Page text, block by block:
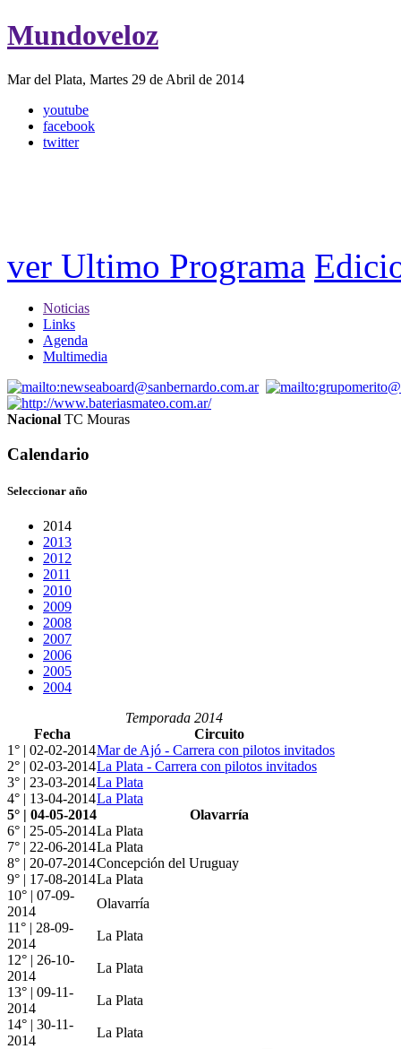
Mundoveloz
Mar del Plata, Martes 29 de Abril de 2014
youtube
facebook
twitter
ver Ultimo Programa
Noticias
Links
Agenda
Multimedia
Nacional TC Mouras
Calendario
Seleccionar año
2014
2013
2012
2011
2010
2009
2008
2007
2006
2005
2004
Temporada 2014
Fecha
Circuito
1° | 02-02-2014Mar de Ajó - Carrera con pilotos invitados
2° | 02-03-2014La Plata - Carrera con pilotos invitados
3° | 23-03-2014La Plata
4° | 13-04-2014La Plata
5° | 04-05-2014
Olavarría
6° | 25-05-2014La Plata
7° | 22-06-2014La Plata
8° | 20-07-2014Concepción del Uruguay
9° | 17-08-2014La Plata
10° | 07-09-
2014
Olavarría
11° | 28-09-
2014
La Plata
12° | 26-10-
2014
La Plata
13° | 09-11-
2014
La Plata
14° | 30-11-
2014
La Plata